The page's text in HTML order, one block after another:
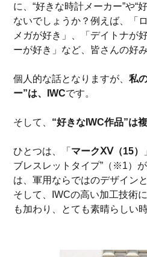
に、“好きな時計メーカー”や“
ないでしょうか？例えば、「
メガが好き」、「デイトナが
ーが好き」など、皆さんの好
個人的な話となりますが、私
ー”は、IWCです。
そして、 “好きなIWC作品”は
ひとつは、「 マークⅩⅤ（15）
ブレスレットタイプ”（※1）
は、軍用ならではのデザイン
そして、IWCの高い加工技術
も加わり、とても素晴らしい